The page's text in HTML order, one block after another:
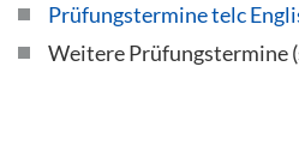
Prüfungstermine telc
Weitere Prüfungstermine